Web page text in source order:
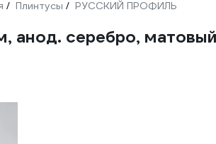
/ Плинтусы / РУССКИЙ ПРОФИЛЬ
серебро,